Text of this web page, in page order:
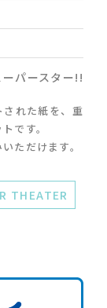
パースター!!
れた紙を、重
です。
ただけます。
THEATER